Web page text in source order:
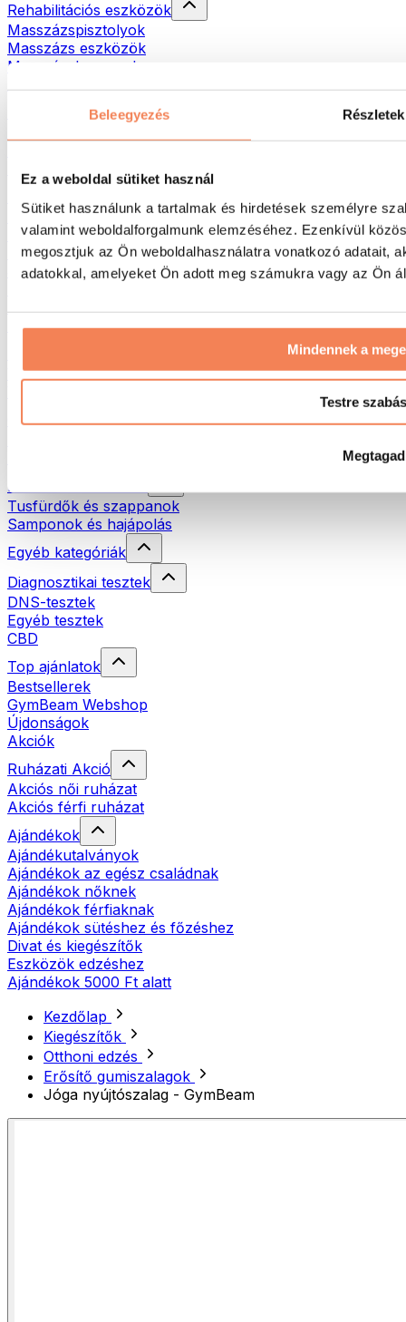
Beleegyezés Részletek
Ez a weboldal sütiket használ
Sütiket használunk a tartalmak és hirdetések személyre
valamint weboldalforgalmunk elemzéséhez. Ezenkívül
megosztjuk az Ön weboldalhasználatra vonatkozó adatait,
adatokkal, amelyeket Ön adott meg számukra vagy az Ön
Mindennek a
Testre szabás
Megtagad
Rehabilitációs eszközök
Masszázspisztolyok
Masszázs eszközök
Masszázshengerek
Táskák & hátizsákok
Hátizsákok
Futás
Küzdősportok
Kerékpározás
Jóga és pilates
Úszás
Túrázás
Vörösfény-terápia
Öko háztartás
Natúrkozmetikumok
Tusfürdők és szappanok
Samponok és hajápolás
Egyéb kategóriák
Diagnosztikai tesztek
DNS-tesztek
Egyéb tesztek
CBD
Top ajánlatok
Bestsellerek
GymBeam Webshop
Újdonságok
Akciók
Ruházati Akció
Akciós női ruházat
Akciós férfi ruházat
Ajándékok
Ajándékutalványok
Ajándékok az egész családnak
Ajándékok nőknek
Ajándékok férfiaknak
Ajándékok sütéshez és főzéshez
Divat és kiegészítők
Eszközök edzéshez
Ajándékok 5000 Ft alatt
Kezdőlap
Kiegészítők
Otthoni edzés
Erősítő gumiszalagok
Jóga nyújtószalag - GymBeam